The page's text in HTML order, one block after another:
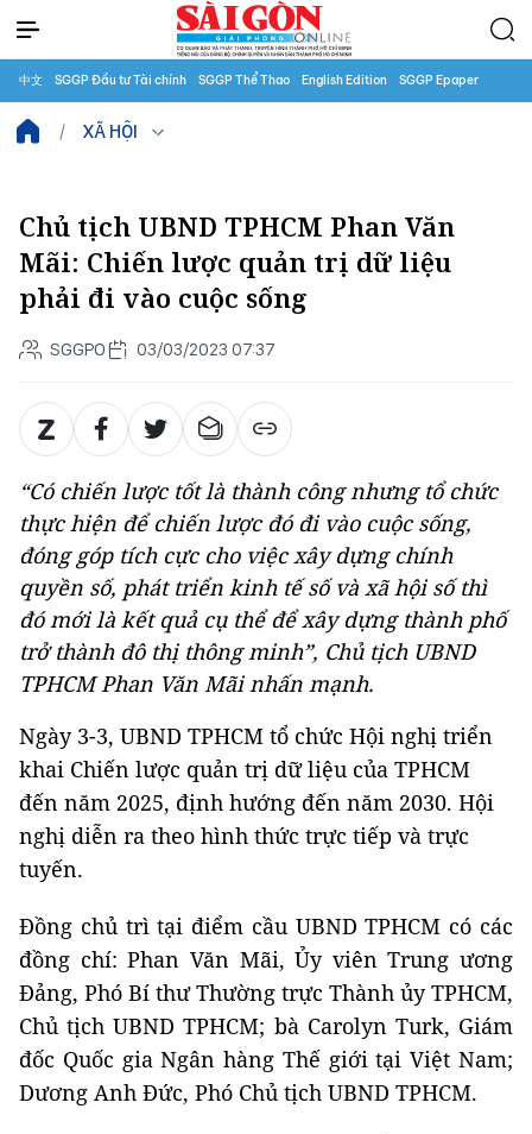
中文 SGGP Đầu tư Tài chính SGGP Thể Thao English Edition SGGP Epaper
XÃ HỘI
Chủ tịch UBND TPHCM Phan Văn
Mãi: Chiến lược quản trị dữ liệu
phải đi vào cuộc sống
SGGPO 03/03/2023 07:37
“Có chiến lược tốt là thành công nhưng tổ chức
thực hiện để chiến lược đó đi vào cuộc sống,
đóng góp tích cực cho việc xây dựng chính
quyền số, phát triển kinh tế số và xã hội số thì
đó mới là kết quả cụ thể để xây dựng thành phố
trở thành đô thị thông minh”, Chủ tịch UBND
TPHCM Phan Văn Mãi nhấn mạnh.
Ngày 3-3, UBND TPHCM tổ chức Hội nghị triển
khai Chiến lược quản trị dữ liệu của TPHCM
đến năm 2025, định hướng đến năm 2030. Hội
nghị diễn ra theo hình thức trực tiếp và trực
tuyến.
Đồng chủ trì tại điểm cầu UBND TPHCM có các
đồng chí: Phan Văn Mãi, Ủy viên Trung ương
Đảng, Phó Bí thư Thường trực Thành ủy TPHCM,
Chủ tịch UBND TPHCM; bà Carolyn Turk, Giám
đốc Quốc gia Ngân hàng Thế giới tại Việt Nam;
Dương Anh Đức, Phó Chủ tịch UBND TPHCM.